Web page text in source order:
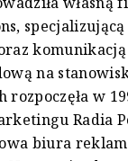
specjalizującą
na
rozpoczęła w
Radia
biura